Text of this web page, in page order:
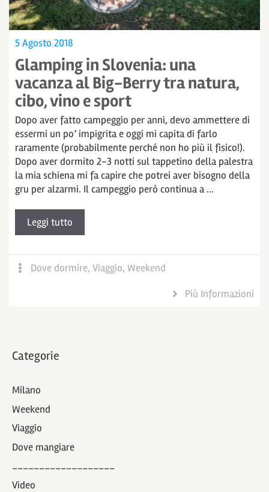
5 Agosto 2018
Glamping in Slovenia: una
vacanza al Big-Berry tra natura,
cibo, vino e sport
Dopo aver fatto campeggio per anni, devo ammettere di
essermi un po’ impigrita e oggi mi capita di farlo
raramente (probabilmente perché non ho più il fisico!).
Dopo aver dormito 2-3 notti sul tappetino della palestra
la mia schiena mi fa capire che potrei aver bisogno della
gru per alzarmi. Il campeggio però continua a ...
Leggi tutto
Dove dormire, Viaggio, Weekend
Più Informazioni
Categorie
Milano
Weekend
Viaggio
Dove mangiare
___________________
Video